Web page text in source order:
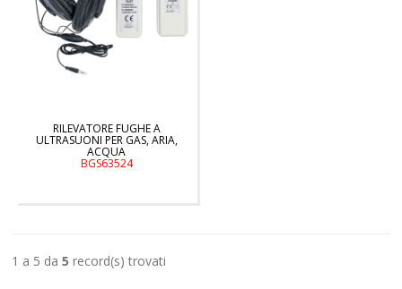
RILEVATORE FUGHE A
ULTRASUONI PER GAS, ARIA,
ACQUA
BGS63524
1 a 5 da 5 record(s) trovati